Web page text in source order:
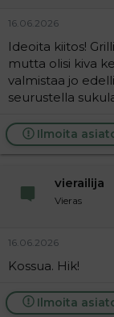
16.06.2026
Ideoita kiitos!
mutta olisi kiva
valmistaa jo
seurustella
Ilmoita
vierailija
Vieras
16.06.2026
Kossua. Hik!
Ilmoita